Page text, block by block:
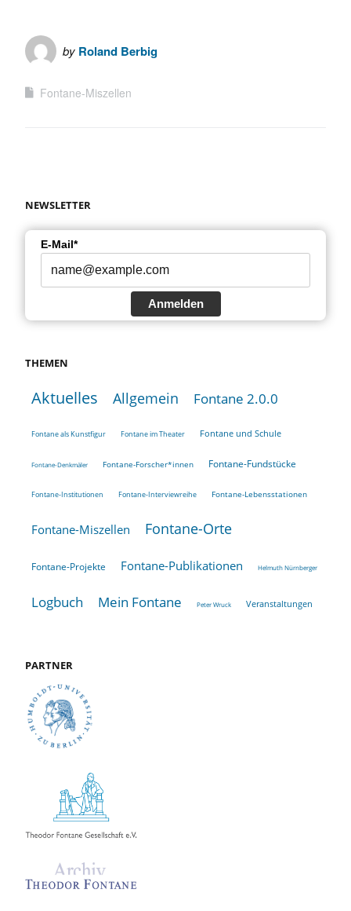
by Roland Berbig
Fontane-Miszellen
NEWSLETTER
E-Mail*
Anmelden
THEMEN
Aktuelles Allgemein Fontane 2.0.0
Fontane als Kunstfigur Fontane im Theater Fontane und Schule
Fontane-Denkmäler Fontane-Forscher*innen Fontane-Fundstücke
Fontane-Institutionen Fontane-Interviewreihe Fontane-Lebensstationen
Fontane-Miszellen Fontane-Orte
Fontane-Projekte Fontane-Publikationen Helmuth Nürnberger
Logbuch Mein Fontane Peter Wruck Veranstaltungen
PARTNER